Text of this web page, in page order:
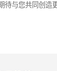
待与您共同创造